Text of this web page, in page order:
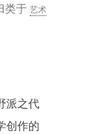
类于 艺术
派之代
创作的